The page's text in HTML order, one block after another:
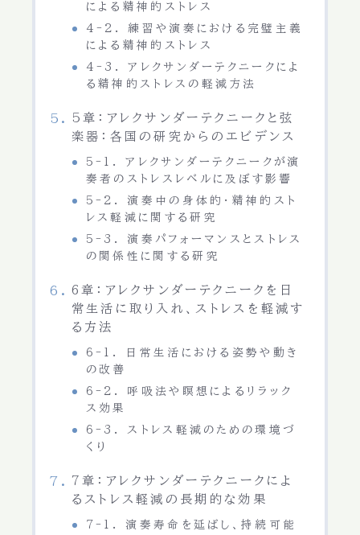
による精神的ストレス
4-2. 練習や演奏における完璧主義
による精神的ストレス
4-3. アレクサンダーテクニークによ
る精神的ストレスの軽減方法
5章：アレクサンダーテクニークと弦
楽器：各国の研究からのエビデンス
5-1. アレクサンダーテクニークが演
奏者のストレスレベルに及ぼす影響
5-2. 演奏中の身体的・精神的スト
レス軽減に関する研究
5-3. 演奏パフォーマンスとストレス
の関係性に関する研究
6章：アレクサンダーテクニークを日
常生活に取り入れ、ストレスを軽減す
る方法
6-1. 日常生活における姿勢や動き
の改善
6-2. 呼吸法や瞑想によるリラック
ス効果
6-3. ストレス軽減のための環境づ
くり
7章：アレクサンダーテクニークによ
るストレス軽減の長期的な効果
7-1. 演奏寿命を延ばし、持続可能